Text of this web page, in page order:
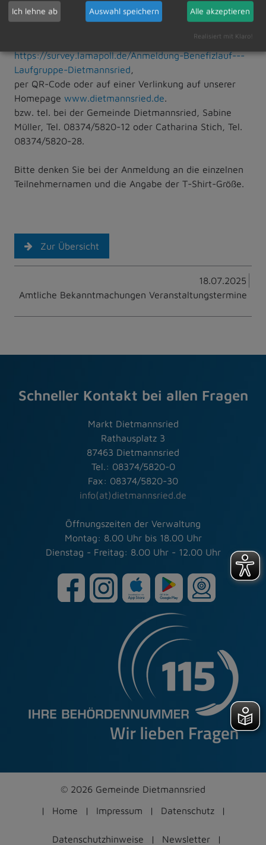
https://survey.lamapoll.de/Anmeldung-Benefizlauf---
Laufgruppe-Dietmannsried
per QR-Code oder auf einer Verlinkung auf unserer
Homepage www.dietmannsried.de
bzw. tel. bei der Gemeinde Dietmannsried, Sabine
Müller, Tel. 08374/5820-12 oder Catharina Stich, Tel.
08374/5820-28.
Bitte denken Sie bei der Anmeldung an die einzelnen
Teilnehmernamen und die Angabe der T-Shirt-Größe.
Zur Übersicht
18.07.2025
Amtliche Bekanntmachungen Veranstaltungstermine
Schneller Kontakt bei allen Fragen
Markt Dietmannsried
Rathausplatz 3
87463 Dietmannsried
Tel.: 08374/5820-0
Fax: 08374/5820-30
info(at)dietmannsried.de
Öffnungszeiten der Verwaltung
Montag: 8.00 Uhr bis 18.00 Uhr
Dienstag - Freitag: 8.00 Uhr - 12.00 Uhr
© 2026 Gemeinde Dietmannsried
Home
Impressum Datenschutz
Datenschutzhinweise Newsletter
Ich lehne ab Auswahl speichern Alle akzeptieren
Realisiert mit Klaro!